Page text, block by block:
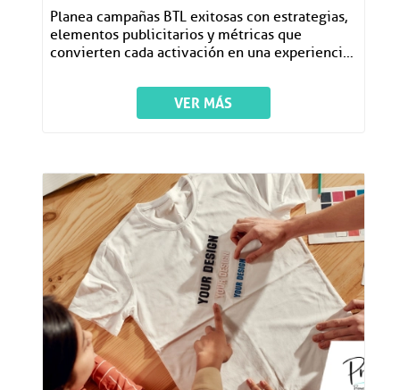
Planea campañas BTL exitosas con estrategias,
elementos publicitarios y métricas que
convierten cada activación en una experiencia
VER MÁS